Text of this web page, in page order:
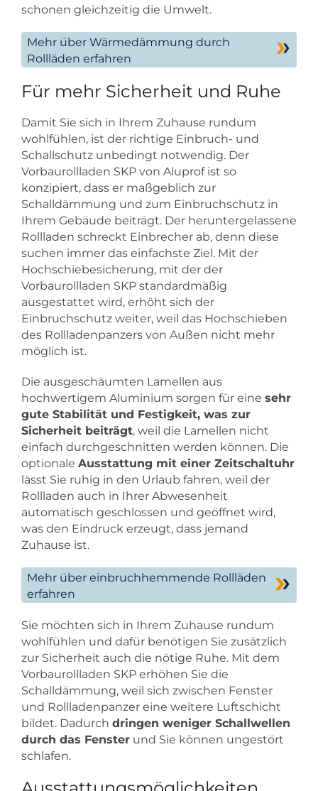
schonen gleichzeitig die Umwelt.
Mehr über Wärmedämmung durch
Rollläden erfahren
Für mehr Sicherheit und Ruhe
Damit Sie sich in Ihrem Zuhause rundum
wohlfühlen, ist der richtige Einbruch- und
Schallschutz unbedingt notwendig. Der
Vorbaurollladen SKP von Aluprof ist so
konzipiert, dass er maßgeblich zur
Schalldämmung und zum Einbruchschutz in
Ihrem Gebäude beiträgt. Der heruntergelassene
Rollladen schreckt Einbrecher ab, denn diese
suchen immer das einfachste Ziel. Mit der
Hochschiebesicherung, mit der der
Vorbaurollladen SKP standardmäßig
ausgestattet wird, erhöht sich der
Einbruchschutz weiter, weil das Hochschieben
des Rollladenpanzers von Außen nicht mehr
möglich ist.
Die ausgeschäumten Lamellen aus
hochwertigem Aluminium sorgen für eine sehr
gute Stabilität und Festigkeit, was zur
Sicherheit beiträgt, weil die Lamellen nicht
einfach durchgeschnitten werden können. Die
optionale Ausstattung mit einer Zeitschaltuhr
lässt Sie ruhig in den Urlaub fahren, weil der
Rollladen auch in Ihrer Abwesenheit
automatisch geschlossen und geöffnet wird,
was den Eindruck erzeugt, dass jemand
Zuhause ist.
Mehr über einbruchhemmende Rollläden
erfahren
Sie möchten sich in Ihrem Zuhause rundum
wohlfühlen und dafür benötigen Sie zusätzlich
zur Sicherheit auch die nötige Ruhe. Mit dem
Vorbaurollladen SKP erhöhen Sie die
Schalldämmung, weil sich zwischen Fenster
und Rollladenpanzer eine weitere Luftschicht
bildet. Dadurch dringen weniger Schallwellen
durch das Fenster und Sie können ungestört
schlafen.